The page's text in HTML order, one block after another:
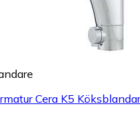
Cera K5